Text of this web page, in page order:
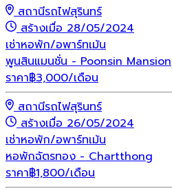
สถานีรถไฟสุรินทร์
สร้างเมื่อ 28/05/2024
เช่าหอพัก/อพาร์ทเม้น
พูนสินแมนชั่น - Poonsin Mansion
ราคา฿3,000/เดือน
สถานีรถไฟสุรินทร์
สร้างเมื่อ 26/05/2024
เช่าหอพัก/อพาร์ทเม้น
หอพักฉัตรทอง - Chartthong
ราคา฿1,800/เดือน